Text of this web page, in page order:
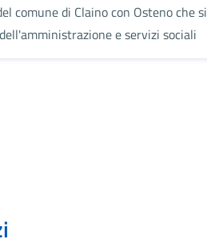
comune di Claino con Osteno che si
e servizi sociali